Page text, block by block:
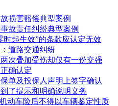
损害赔偿典型案例
故责任纠纷典型案例
时起生效”的条款应认定无效
道路交通纠纷
次叠加受伤却仅有一份交强
确认定
单及投保人声明上签字确认
了提示和明确说明义务
动车险后不得以车辆鉴定性质